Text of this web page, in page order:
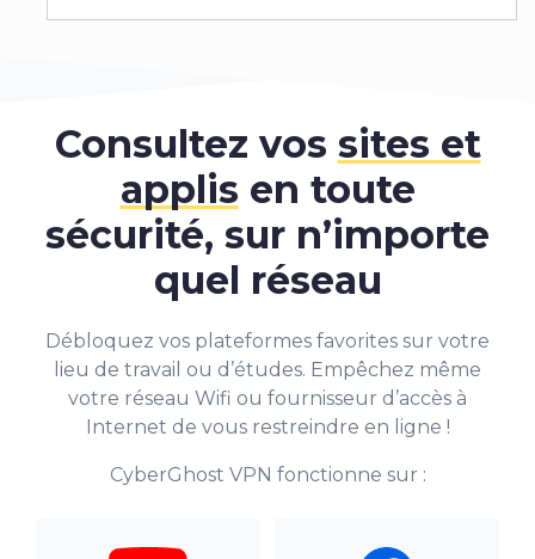
Consultez vos sites et
applis en toute
sécurité, sur n’importe
quel réseau
Débloquez vos plateformes favorites sur votre
lieu de travail ou d’études. Empêchez même
votre réseau Wifi ou fournisseur d’accès à
Internet de vous restreindre en ligne !
CyberGhost VPN fonctionne sur :